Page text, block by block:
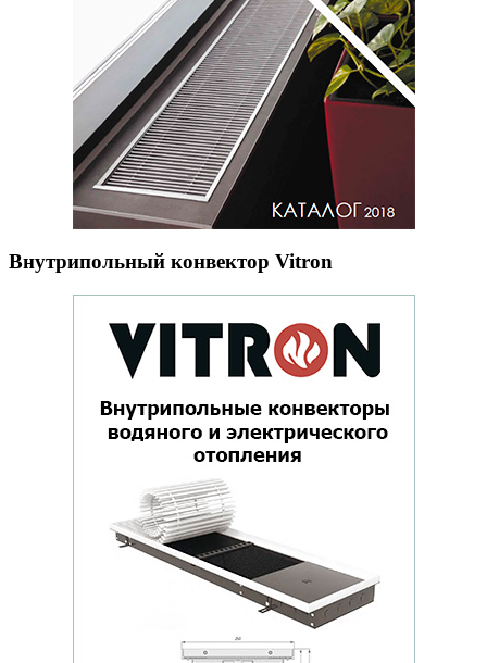
Внутрипольный конвектор Vitron